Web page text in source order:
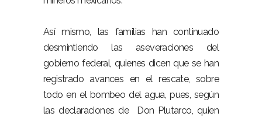
Así mismo, las familias han continuado
desmintiendo las aseveraciones del
gobierno federal, quienes dicen que se han
registrado avances en el rescate, sobre
todo en el bombeo del agua, pues, según
las declaraciones de
Don Plutarco, quien